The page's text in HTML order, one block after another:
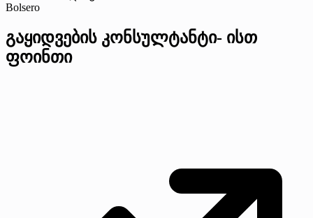
Bolsero
გაყიდვების კონსულტანტი- ისთ
ფოინთი